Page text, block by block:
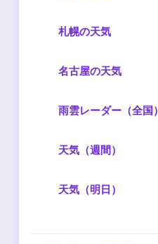
札幌の天気
名古屋の天気
雨雲レーダー（全国）
天気（週間）
天気（明日）